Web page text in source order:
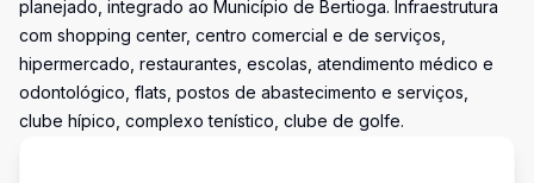
planejado, integrado ao Município de Bertioga. Infraestrutura
com shopping center, centro comercial e de serviços,
hipermercado, restaurantes, escolas, atendimento médico e
odontológico, flats, postos de abastecimento e serviços,
clube hípico, complexo tenístico, clube de golfe.